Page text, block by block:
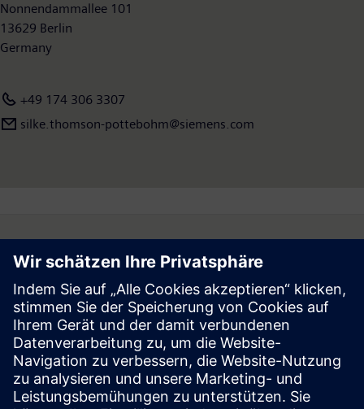
Nonnendammallee 101
13629 Berlin
Germany
+49 174 306 3307
silke.thomson-pottebohm@siemens.com
Follow
Press | Company | Siemens
© Siemens 1996 – 2026